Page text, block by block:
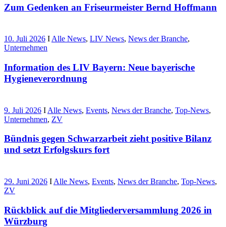
Zum Gedenken an Friseurmeister Bernd Hoffmann
10. Juli 2026 I Alle News, LIV News, News der Branche,
Unternehmen
Information des LIV Bayern: Neue bayerische
Hygieneverordnung
9. Juli 2026 I Alle News, Events, News der Branche, Top-News,
Unternehmen, ZV
Bündnis gegen Schwarzarbeit zieht positive Bilanz
und setzt Erfolgskurs fort
29. Juni 2026 I Alle News, Events, News der Branche, Top-News,
ZV
Rückblick auf die Mitgliederversammlung 2026 in
Würzburg